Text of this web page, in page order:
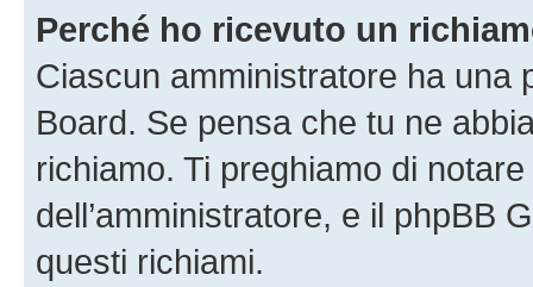
Perché ho ricevuto un
Ciascun amministratore ha una
Board. Se pensa che tu ne
richiamo. Ti preghiamo di
dell’amministratore, e il phpBB
questi richiami.